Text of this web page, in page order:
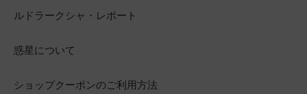
ルドラークシャ・レポート
惑星について
ショップクーポンのご利用方法